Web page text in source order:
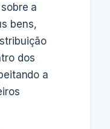
a
bens,
dos
a